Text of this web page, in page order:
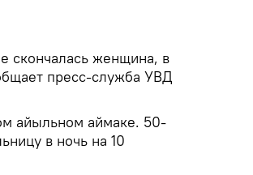
скончалась женщина, в
пресс-служба УВД
айыльном аймаке. 50-
в ночь на 10